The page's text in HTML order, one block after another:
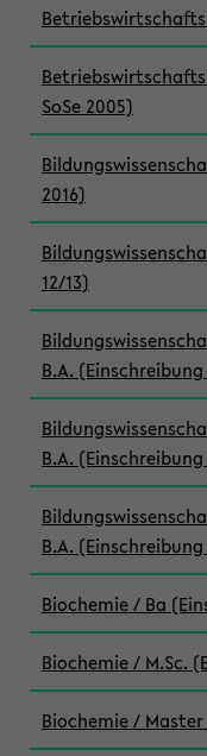
SoSe 2005)
2016)
12/13)
B.A. (Einschreibung
B.A. (Einschreibung
B.A. (Einschreibung
Biochemie / Ba
Biochemie / M.Sc.
Biochemie / Master